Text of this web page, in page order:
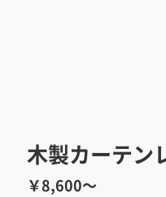
木製カーテン
￥8,600～